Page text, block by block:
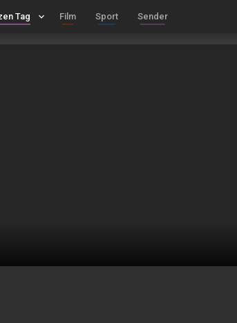
Tag keyboard_arrow_down Film Sport Sender